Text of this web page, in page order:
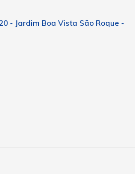
- Jardim Boa Vista São Roque -